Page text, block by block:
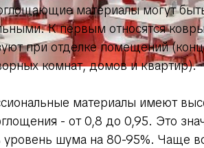
материалы могут
К первым относятся
при отделке помещений
комнат, домов и квартир).
материалы имеют
- от 0,8 до 0,95. Это
уровень шума на 80-95%. Чаще